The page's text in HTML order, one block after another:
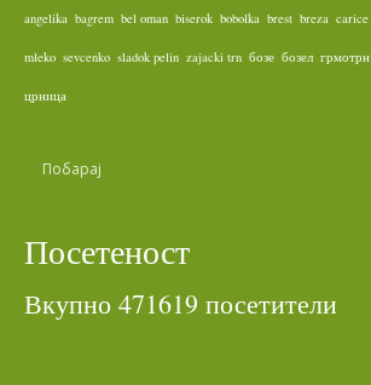
angelika bagrem bel oman biserok bobolka brest breza carice
mleko sevcenko sladok pelin zajacki trn бозе бозел грмотрн
црница
Посетеност
Вкупно 471619 посетители